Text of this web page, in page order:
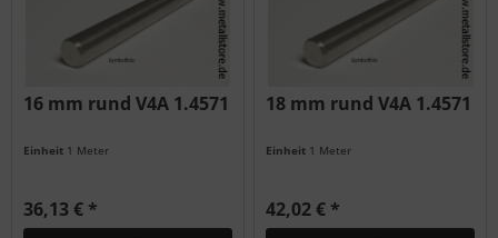
16 mm rund V4A 1.4571
Einheit 1 Meter
36,13 € *
18 mm rund V4A 1.4571
Einheit 1 Meter
42,02 € *